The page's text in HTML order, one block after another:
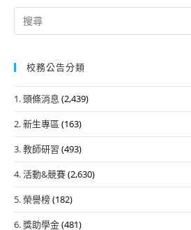
Search
for:
校務公告分類
1. 頭條消息 (2,439)
2. 新生專區 (163)
3. 教師研習 (493)
4. 活動&競賽(2,630)
5. 榮譽榜(182)
6. 獎助學金(481)